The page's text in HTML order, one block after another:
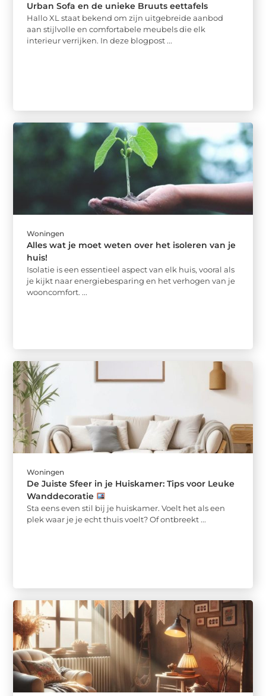
Urban Sofa en de unieke Bruuts eettafels
Hallo XL staat bekend om zijn uitgebreide aanbod
aan stijlvolle en comfortabele meubels die elk
interieur verrijken. In deze blogpost ...
Woningen
Alles wat je moet weten over het isoleren van je
huis!
Isolatie is een essentieel aspect van elk huis, vooral als
je kijkt naar energiebesparing en het verhogen van je
wooncomfort. ...
Woningen
De Juiste Sfeer in je Huiskamer: Tips voor Leuke
Wanddecoratie
Sta eens even stil bij je huiskamer. Voelt het als een
plek waar je je echt thuis voelt? Of ontbreekt ...